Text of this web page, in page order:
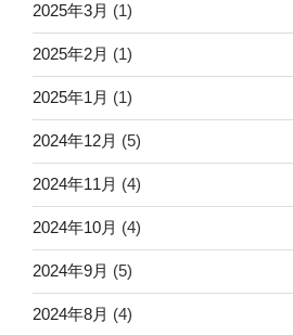
2025年3月 (1)
2025年2月 (1)
2025年1月 (1)
2024年12月 (5)
2024年11月 (4)
2024年10月 (4)
2024年9月 (5)
2024年8月 (4)